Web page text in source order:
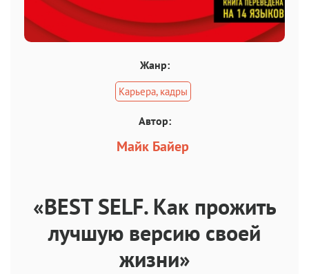
Жанр:
Карьера, кадры
Автор:
Майк Байер
«BEST SELF. Как прожить
лучшую версию своей
жизни»